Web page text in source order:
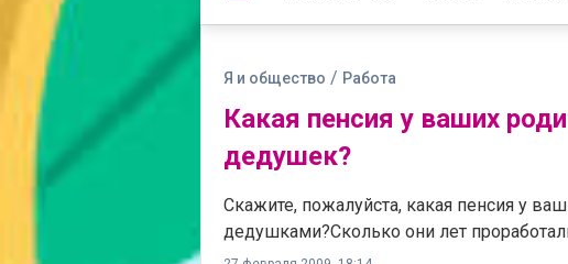
Я и общество / Работа
Какая пенсия у ваших
дедушек?
Скажите, пожалуйста, какая пенсия у
дедушками?Сколько они лет